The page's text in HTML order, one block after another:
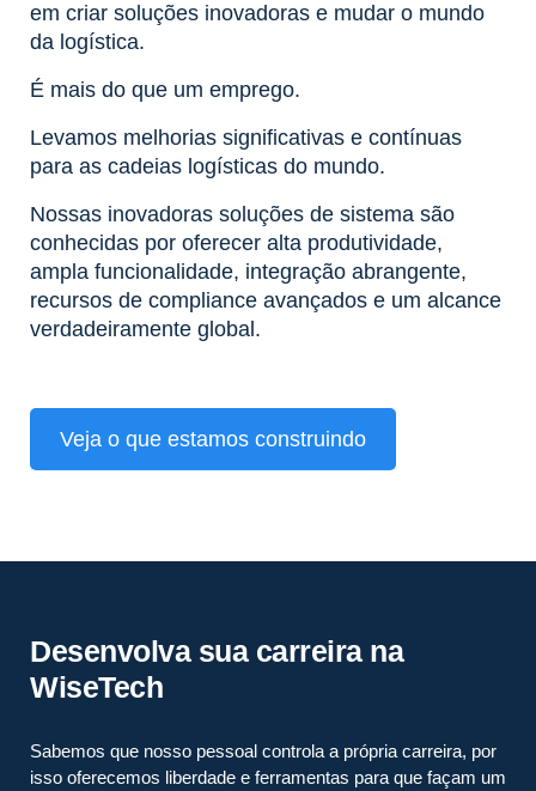
em criar soluções inovadoras e mudar o mundo
da logística.
É mais do que um emprego.
Levamos melhorias significativas e contínuas
para as cadeias logísticas do mundo.
Nossas inovadoras soluções de sistema são
conhecidas por oferecer alta produtividade,
ampla funcionalidade, integração abrangente,
recursos de compliance avançados e um alcance
verdadeiramente global.
Veja o que estamos construindo
Desenvolva sua carreira na
WiseTech
Sabemos que nosso pessoal controla a própria carreira, por
isso oferecemos liberdade e ferramentas para que façam um